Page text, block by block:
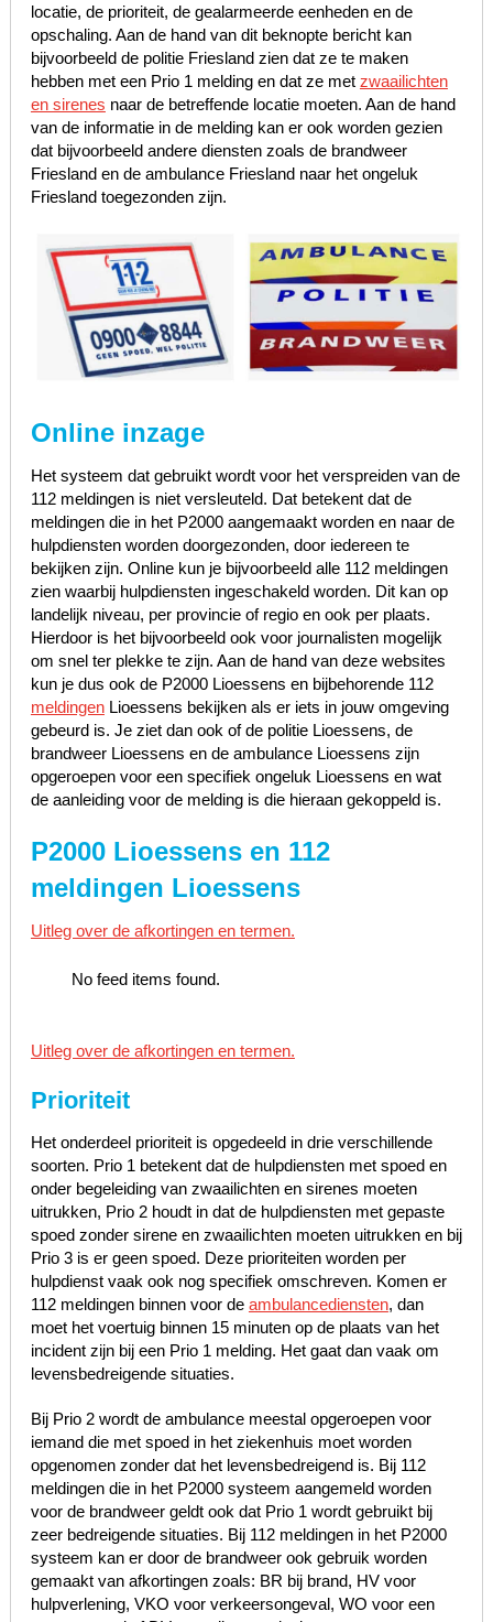
locatie, de prioriteit, de gealarmeerde eenheden en de
opschaling. Aan de hand van dit beknopte bericht kan
bijvoorbeeld de politie Friesland zien dat ze te maken
hebben met een Prio 1 melding en dat ze met zwaailichten
en sirenes naar de betreffende locatie moeten. Aan de hand
van de informatie in de melding kan er ook worden gezien
dat bijvoorbeeld andere diensten zoals de brandweer
Friesland en de ambulance Friesland naar het ongeluk
Friesland toegezonden zijn.
Online inzage
Het systeem dat gebruikt wordt voor het verspreiden van de
112 meldingen is niet versleuteld. Dat betekent dat de
meldingen die in het P2000 aangemaakt worden en naar de
hulpdiensten worden doorgezonden, door iedereen te
bekijken zijn. Online kun je bijvoorbeeld alle 112 meldingen
zien waarbij hulpdiensten ingeschakeld worden. Dit kan op
landelijk niveau, per provincie of regio en ook per plaats.
Hierdoor is het bijvoorbeeld ook voor journalisten mogelijk
om snel ter plekke te zijn. Aan de hand van deze websites
kun je dus ook de P2000 Lioessens en bijbehorende 112
meldingenLioessens bekijken als er iets in jouw omgeving
gebeurd is. Je ziet dan ook of de politie Lioessens, de
brandweer Lioessens en de ambulance Lioessens zijn
opgeroepen voor een specifiek ongeluk Lioessens en wat
de aanleiding voor de melding is die hieraan gekoppeld is.
P2000 Lioessens en 112
meldingen Lioessens
Uitleg over de afkortingen en termen.
No feed items found.
Uitleg over de afkortingen en termen.
Prioriteit
Het onderdeel prioriteit is opgedeeld in drie verschillende
soorten. Prio 1 betekent dat de hulpdiensten met spoed en
onder begeleiding van zwaailichten en sirenes moeten
uitrukken, Prio 2 houdt in dat de hulpdiensten met gepaste
spoed zonder sirene en zwaailichten moeten uitrukken en bij
Prio 3 is er geen spoed. Deze prioriteiten worden per
hulpdienst vaak ook nog specifiek omschreven. Komen er
112 meldingen binnen voor de ambulancediensten, dan
moet het voertuig binnen 15 minuten op de plaats van het
incident zijn bij een Prio 1 melding. Het gaat dan vaak om
levensbedreigende situaties.
Bij Prio 2 wordt de ambulance meestal opgeroepen voor
iemand die met spoed in het ziekenhuis moet worden
opgenomen zonder dat het levensbedreigend is. Bij 112
meldingen die in het P2000 systeem aangemeld worden
voor de brandweer geldt ook dat Prio 1 wordt gebruikt bij
zeer bedreigende situaties. Bij 112 meldingen in het P2000
systeem kan er door de brandweer ook gebruik worden
gemaakt van afkortingen zoals: BR bij brand, HV voor
hulpverlening, VKO voor verkeersongeval, WO voor een